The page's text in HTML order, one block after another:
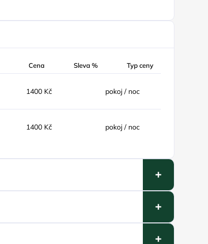
Cena Sleva % Typ ceny
1400 Kč pokoj / noc
1400 Kč pokoj / noc